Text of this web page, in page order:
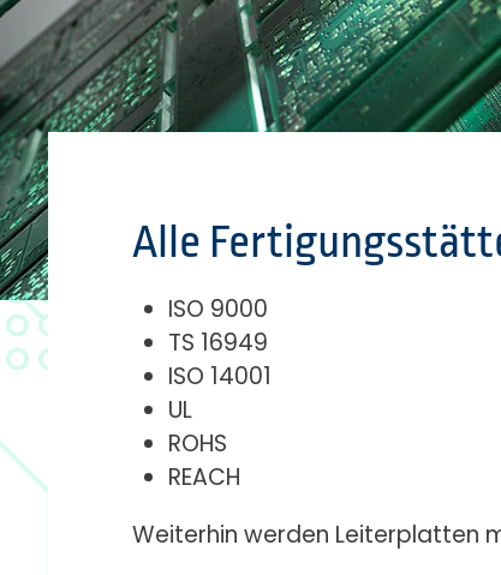
Alle
ISO 9000
TS 16949
ISO 14001
UL
ROHS
REACH
Weiterhin werden Leiterplatten